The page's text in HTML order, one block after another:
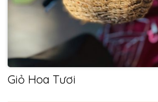
Giỏ Hoa Tươi